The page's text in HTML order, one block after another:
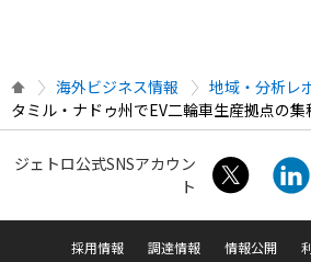
海外ビジネス情報
地域・分析レ
タミル・ナドゥ州でEV二輪車生産拠点の集
ジェトロ公式SNSアカウン
ト
採用情報 調達情報 情報公開